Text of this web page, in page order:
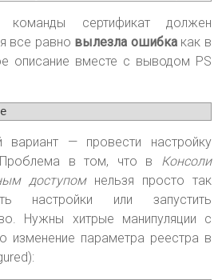
команды сертификат должен
все равно вылезла ошибкакак в
описание вместе с выводом PS
вариант — провести настройку
в том, что в Консоли
доступомнельзя просто так
настройки или запустить
Нужны хитрые манипуляции с
изменение параметра реестра в